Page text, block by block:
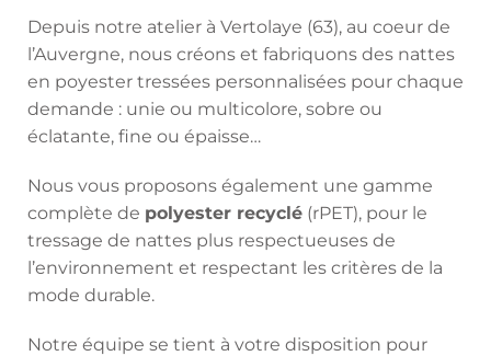
Depuis notre atelier à Vertolaye (63), au coeur de
l’Auvergne, nous créons et fabriquons des nattes
en poyester tressées personnalisées pour chaque
demande : unie ou multicolore, sobre ou
éclatante, fine ou épaisse…
Nous vous proposons également une gamme
complète de polyester recyclé (rPET), pour le
tressage de nattes plus respectueuses de
l’environnement et respectant les critères de la
mode durable.
Notre équipe se tient à votre disposition pour